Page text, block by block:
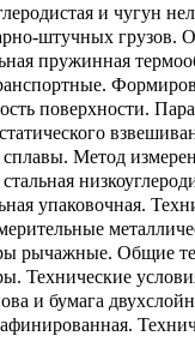
и чугун
штучных грузов.
пружинная
поверхности.
Метод
упаковочная.
рычажные. Общие
Технические
и бумага